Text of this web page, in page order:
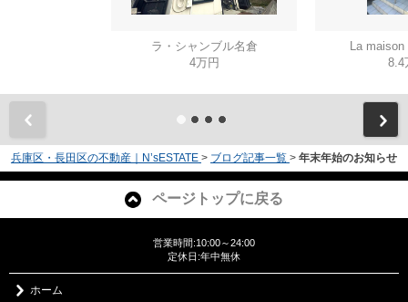
ラ・シャンブル名倉
4万円
La maison
8.4
兵庫区・長田区の不動産｜N’sESTATE > ブログ記事一覧 > 年末年始のお知らせ
ページトップに戻る
営業時間:10:00～24:00
定休日:年中無休
ホーム